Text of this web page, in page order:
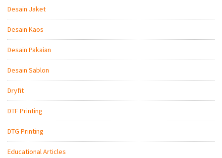
Desain Jaket
Desain Kaos
Desain Pakaian
Desain Sablon
Dryfit
DTF Printing
DTG Printing
Educational Articles